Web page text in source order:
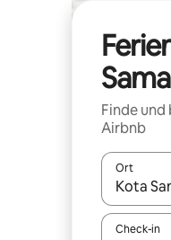
Finde
Airbnb
Ort
Wenn
Check-in